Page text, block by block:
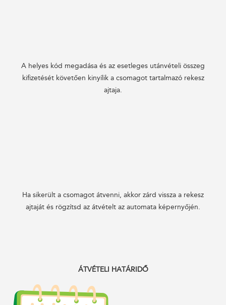
A helyes kód megadása és az esetleges utánvételi összeg
kifizetését követően kinyílik a csomagot tartalmazó rekesz
ajtaja.
Ha sikerült a csomagot átvenni, akkor zárd vissza a rekesz
ajtaját és rögzítsd az átvételt az automata képernyőjén.
ÁTVÉTELI HATÁRIDŐ